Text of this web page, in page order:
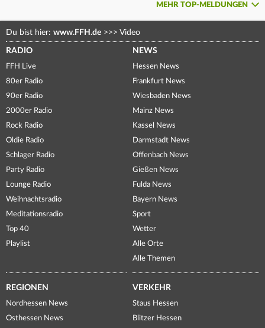
MEHR TOP-MELDUNGEN
Du bist hier: www.FFH.de >>> Video
RADIO
FFH Live
80er Radio
90er Radio
2000er Radio
Rock Radio
Oldie Radio
Schlager Radio
Party Radio
Lounge Radio
Weihnachtsradio
Meditationsradio
Top 40
Playlist
NEWS
Hessen News
Frankfurt News
Wiesbaden News
Mainz News
Kassel News
Darmstadt News
Offenbach News
Gießen News
Fulda News
Bayern News
Sport
Wetter
Alle Orte
Alle Themen
REGIONEN
Nordhessen News
Osthessen News
VERKEHR
Staus Hessen
Blitzer Hessen